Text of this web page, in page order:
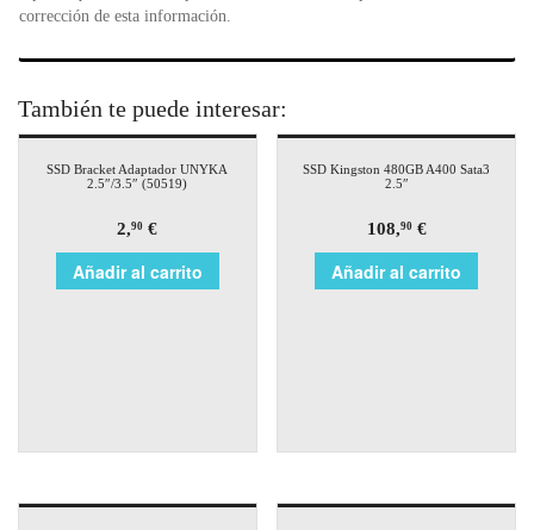
corrección de esta información.
También te puede interesar:
SSD Bracket Adaptador UNYKA
2.5″/3.5″ (50519)
2,90 €
Añadir al carrito
SSD Kingston 480GB A400 Sata3
2.5″
108,90€
Añadir al carrito